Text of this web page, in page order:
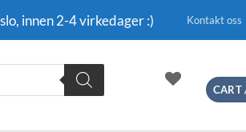
innen 2-4 virkedager :) Kontakt oss
CART